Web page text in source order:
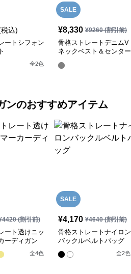
込)
ートシフォン
全2色
SALE
¥8,330 ¥9260(割引前)
骨格ストレートデニムV
ネックベスト＆センター
ンのおすすめアイテム
4420(割引前)
ート透けニッ
ーディガン
全4色
SALE
¥4,170 ¥4640(割引前)
骨格ストレートナイロン
バックルベルトバッグ
全2色